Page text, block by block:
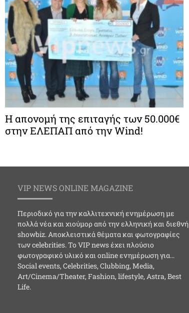
Η απονομή της επιταγής των 50.000€
στην ΕΛΕΠΑΠ από την Wind!
VIP NEWS ONLINE MAGAZINE
Περιοδικό για την καλλιτεχνική ενημέρωση με
πολλά νέα και χιούμορ από την ελληνική και διεθνή
showbiz. Αποκλειστικά θέματα και φωτογραφίες
των celebrities. Το VIP news έχει πλούσιο
φωτογραφικό υλικό και online ενημέρωση για…
Social events, Celebrities, Clubbing, Media,
Art/Cinema/Theater, Fashion, lifestyle, Astra, Best
Life.